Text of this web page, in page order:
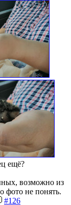
ещё?
возможно из
фото не понять.
#126